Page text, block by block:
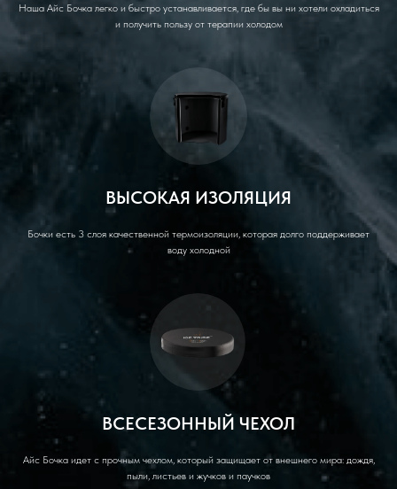
Наша Айс Бочка легко и быстро устанавливается, где бы вы ни хотели охладиться
и получить пользу от терапии холодом
ВЫСОКАЯ ИЗОЛЯЦИЯ
Бочки есть 3 слоя качественной термоизоляции, которая долго поддерживает
воду холодной
ВСЕСЕЗОННЫЙ ЧЕХОЛ
Айс Бочка идет с прочным чехлом, который защищает от внешнего мира: дождя,
пыли, листьев и жучков и паучков